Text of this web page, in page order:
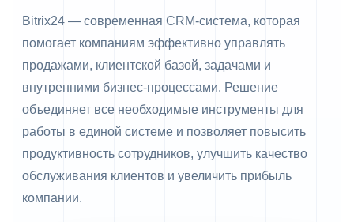
Bitrix24 — современная CRM-система, которая
помогает компаниям эффективно управлять
продажами, клиентской базой, задачами и
внутренними бизнес-процессами. Решение
объединяет все необходимые инструменты для
работы в единой системе и позволяет повысить
продуктивность сотрудников, улучшить качество
обслуживания клиентов и увеличить прибыль
компании.